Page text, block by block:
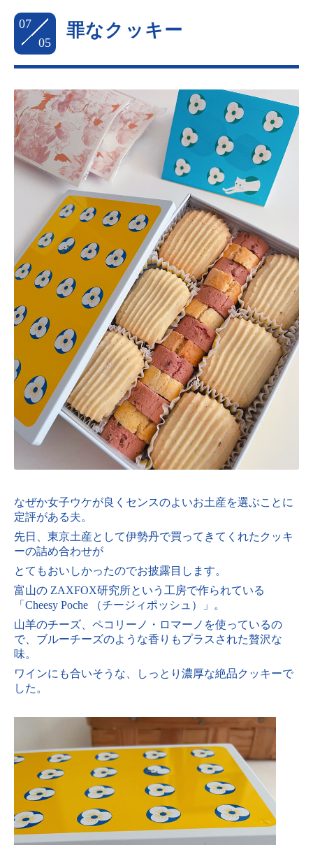
07
05
罪なクッキー
なぜか女子ウケが良くセンスのよいお土産を選ぶことに
定評がある夫。
先日、東京土産として伊勢丹で買ってきてくれたクッキ
ーの詰め合わせが
とてもおいしかったのでお披露目します。
富山の ZAXFOX研究所という工房で作られている
「Cheesy Poche （チージィポッシュ）」。
山羊のチーズ、ペコリーノ・ロマーノを使っているの
で、ブルーチーズのような香りもプラスされた贅沢な
味。
ワインにも合いそうな、しっとり濃厚な絶品クッキーで
した。